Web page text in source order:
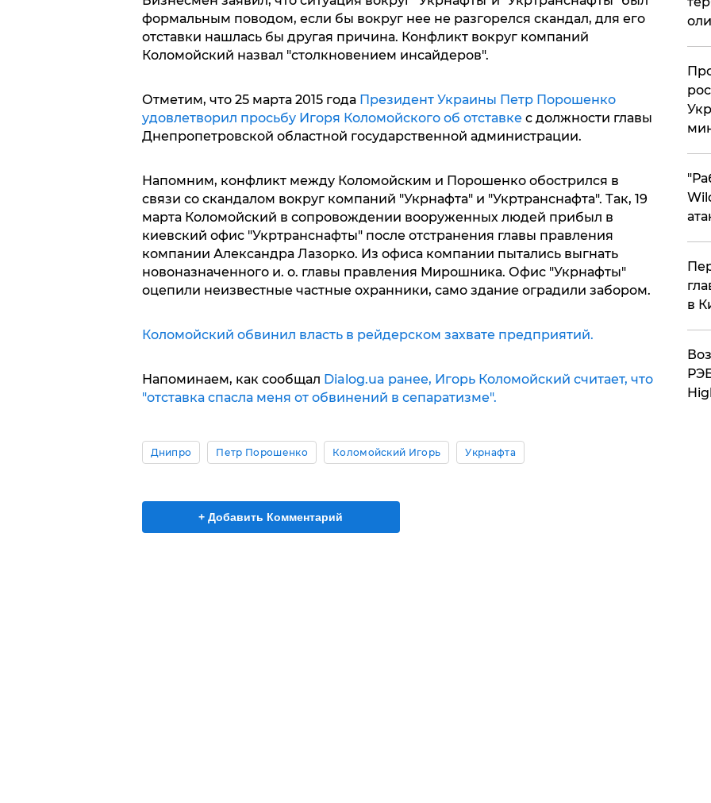
формальным поводом, если бы вокруг нее не разгорелся скандал, для его
отставки нашлась бы другая причина. Конфликт вокруг компаний
Коломойский назвал "столкновением инсайдеров".
Отметим, что 25 марта 2015 года Президент Украины Петр Порошенко
удовлетворил просьбу Игоря Коломойского об отставкес должности главы
Днепропетровской областной государственной администрации.
Напомним, конфликт между Коломойским и Порошенко обострился в
связи со скандалом вокруг компаний "Укрнафта" и "Укртранснафта". Так, 19
марта Коломойский в сопровождении вооруженных людей прибыл в
киевский офис "Укртранснафты" после отстранения главы правления
компании Александра Лазорко. Из офиса компании пытались выгнать
новоназначенного и. о. главы правления Мирошника. Офис "Укрнафты"
оцепили неизвестные частные охранники, само здание оградили забором.
Коломойский обвинил власть в рейдерском захвате предприятий.
Напоминаем, как сообщал Dialog.ua ранее, Игорь Коломойский считает, что
"отставка спасла меня от обвинений в сепаратизме".
Днипро Петр Порошенко Коломойский Игорь Укрнафта
+ Добавить Комментарий
в